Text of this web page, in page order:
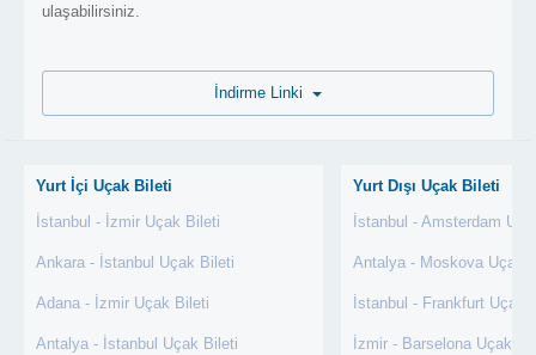
ulaşabilirsiniz.
Yurt İçi Uçak Bileti
İstanbul - İzmir Uçak Bileti
Ankara - İstanbul Uçak Bileti
Adana - İzmir Uçak Bileti
Antalya - İstanbul Uçak Bileti
Yurt Dışı Uçak Bileti
İstanbul - Amsterdam
Antalya - Moskova Uçak
İstanbul - Frankfurt Uçak
İzmir - Barselona Uçak